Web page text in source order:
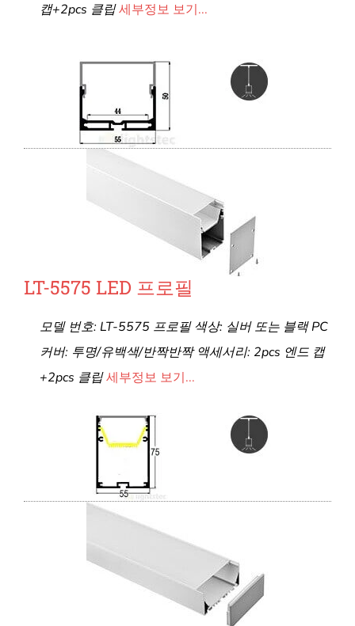
캡+2pcs 클립세부정보 보기...
LT-5575 LED 프로필
모델 번호: LT-5575 프로필 색상: 실버 또는 블랙 PC
커버: 투명/유백색/반짝반짝 액세서리: 2pcs 엔드 캡
+2pcs 클립세부정보 보기...